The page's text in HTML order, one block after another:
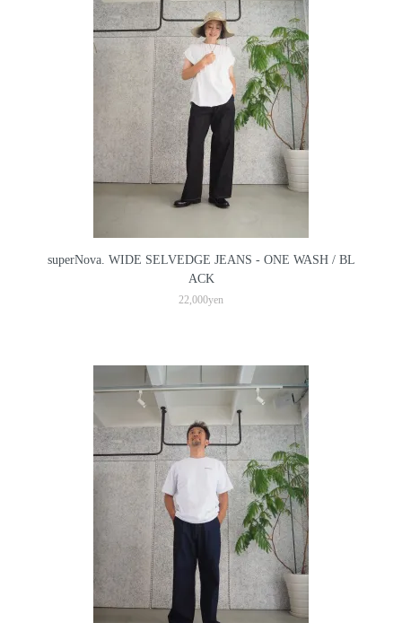
superNova. WIDE SELVEDGE JEANS - ONE WASH / BL
ACK
22,000yen